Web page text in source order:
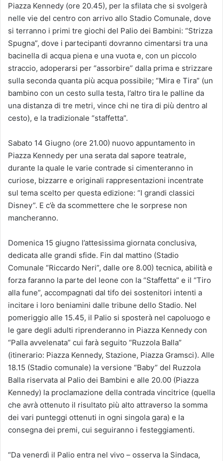
Piazza Kennedy (ore 20.45), per la sfilata che si svolgerà
nelle vie del centro con arrivo allo Stadio Comunale, dove
si terranno i primi tre giochi del Palio dei Bambini: “Strizza
Spugna”, dove i partecipanti dovranno cimentarsi tra una
bacinella di acqua piena e una vuota e, con un piccolo
straccio, adoperarsi per “assorbire” dalla prima e strizzare
sulla seconda quanta più acqua possibile; “Mira e Tira” (un
bambino con un cesto sulla testa, l’altro tira le palline da
una distanza di tre metri, vince chi ne tira di più dentro al
cesto), e la tradizionale “staffetta”.
Sabato 14 Giugno (ore 21.00) nuovo appuntamento in
Piazza Kennedy per una serata dal sapore teatrale,
durante la quale le varie contrade si cimenteranno in
curiose, bizzarre e originali rappresentazioni incentrate
sul tema scelto per questa edizione: “I grandi classici
Disney”. E c’è da scommettere che le sorprese non
mancheranno.
Domenica 15 giugno l’attesissima giornata conclusiva,
dedicata alle grandi sfide. Fin dal mattino (Stadio
Comunale “Riccardo Neri”, dalle ore 8.00) tecnica, abilità e
forza faranno la parte del leone con la “Staffetta” e il “Tiro
alla fune”, accompagnati dal tifo dei sostenitori intenti a
incitare i loro beniamini dalle tribune dello Stadio. Nel
pomeriggio alle 15.45, il Palio si sposterà nel capoluogo e
le gare degli adulti riprenderanno in Piazza Kennedy con
“Palla avvelenata” cui farà seguito “Ruzzola Balla”
(itinerario: Piazza Kennedy, Stazione, Piazza Gramsci). Alle
18.15 (Stadio comunale) la versione “Baby” del Ruzzola
Balla riservata al Palio dei Bambini e alle 20.00 (Piazza
Kennedy) la proclamazione della contrada vincitrice (quella
che avrà ottenuto il risultato più alto attraverso la somma
dei vari punteggi ottenuti in ogni singola gara) e la
consegna dei premi, cui seguiranno i festeggiamenti.
“Da venerdì il Palio entra nel vivo – osserva la Sindaca,